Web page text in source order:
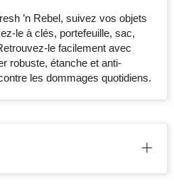
’n Rebel, suivez vos objets
le à clés, portefeuille, sac,
le facilement avec
robuste, étanche et anti-
les dommages quotidiens.